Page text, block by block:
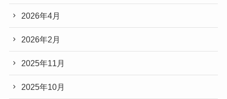
2026年4月
2026年2月
2025年11月
2025年10月